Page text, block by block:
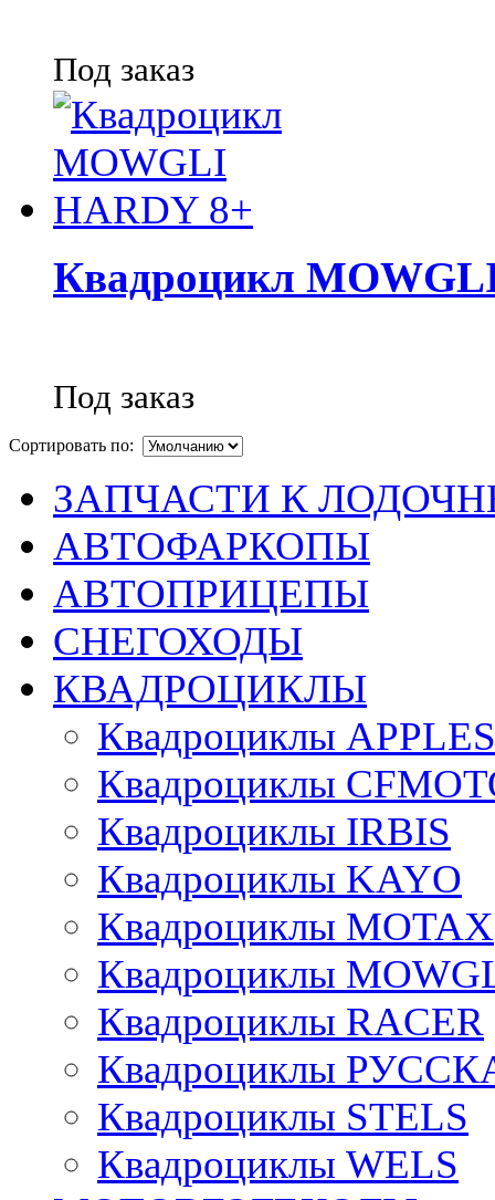
Под заказ
Квадроцикл
Под заказ
Сортировать по:
ЗАПЧАСТИ К
АВТОФАРКОПЫ
АВТОПРИЦЕПЫ
СНЕГОХОДЫ
КВАДРОЦИКЛЫ
Квадроциклы
Квадроциклы
Квадроциклы IRBIS
Квадроциклы KAYO
Квадроциклы MOTAX
Квадроциклы
Квадроциклы RACER
Квадроциклы
Квадроциклы STELS
Квадроциклы WELS